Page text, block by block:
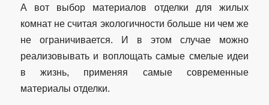
А вот выбор материалов отделки для жилых
комнат не считая экологичности больше ни чем же
не ограничивается. И в этом случае можно
реализовывать и воплощать самые смелые идеи
в жизнь, применяя самые современные
материалы отделки.